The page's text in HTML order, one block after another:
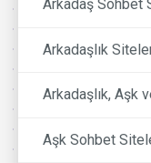
Arkadaş Sohbet
Arkadaşlık
Arkadaşlık, Aşk
Aşk Sohbet